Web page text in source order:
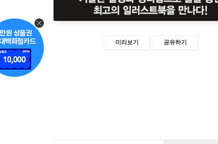
미리보기 공유하기